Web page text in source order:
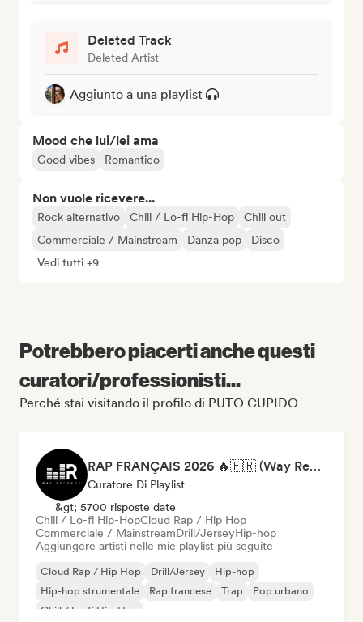
Deleted Track
Deleted Artist
Aggiunto a una playlist
Mood che lui/lei ama
Good vibes Romantico
Non vuole ricevere...
Rock alternativo Chill / Lo-fi Hip-Hop
Chill out
Commerciale / Mainstream
Danza pop
Disco
Vedi tutti +9
Potrebbero piacerti anche questi
curatori/professionisti...
Perché stai visitando il profilo di PUTO CUPIDO
RAP FRANÇAIS 2026 🔥🇫🇷 (Way Records)
Curatore Di Playlist
&gt; 5700 risposte date
Chill / Lo-fi Hip-HopCloud Rap / Hip Hop
Commerciale / MainstreamDrill/JerseyHip-hop
Aggiungere artisti nelle mie playlist più seguite
Cloud Rap / Hip Hop Drill/Jersey
Hip-hop
Hip-hop strumentale
Rap francese Trap
Pop urbano
Chill / Lo-fi Hip-Hop